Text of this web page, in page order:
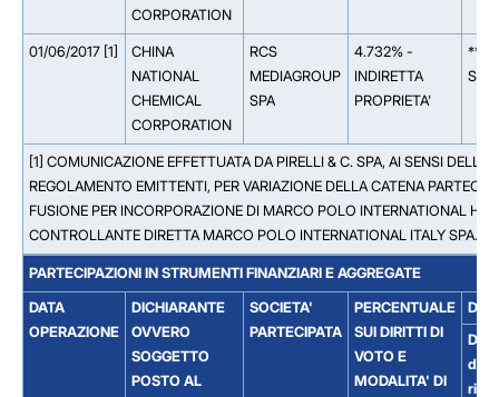
CORPORATION
01/06/2017 [1]
CHINA
NATIONAL
CHEMICAL
CORPORATION
RCS
MEDIAGROUP
SPA
4.732% -
INDIRETTA
PROPRIETA'
**
SPA
[1] COMUNICAZIONE EFFETTUATA DA PIRELLI & C. SPA, AI SENSI
REGOLAMENTO EMITTENTI, PER VARIAZIONE DELLA CATENA
FUSIONE PER INCORPORAZIONE DI MARCO POLO INTERNATIONAL
CONTROLLANTE DIRETTA MARCO POLO INTERNATIONAL ITALY SPA.
PARTECIPAZIONI IN STRUMENTI FINANZIARI E AGGREGATE
DATA
OPERAZIONE
DICHIARANTE
OVVERO
SOGGETTO
POSTO AL
SOCIETA'
PARTECIPATA
PERCENTUALE
SUI DIRITTI DI
VOTO E
MODALITA' DI
di